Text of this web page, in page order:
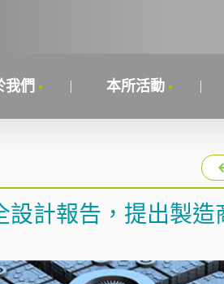
我們 本所活動
計報告，提出製造